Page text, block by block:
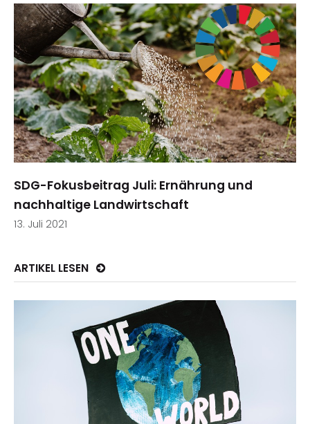
SDG-Fokusbeitrag Juli: Ernährung und
nachhaltige Landwirtschaft
13. Juli 2021
ARTIKEL LESEN